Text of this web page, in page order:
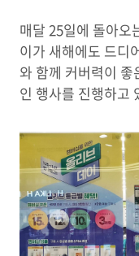
매달 25일에 돌아오
이가 새해에도 드디
와 함께 커버력이
인 행사를 진행하고